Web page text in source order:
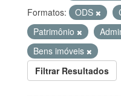
Formatos:
ODS
Patrimônio
Bens imóveis
Filtrar Resultados